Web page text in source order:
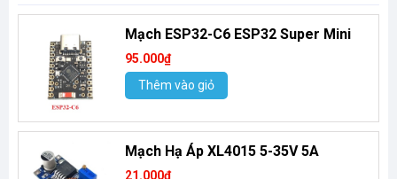
Mạch ESP32-C6 ESP32 Super Mini
95.000₫
Thêm vào giỏ
Mạch Hạ Áp XL4015 5-35V 5A
21.000₫